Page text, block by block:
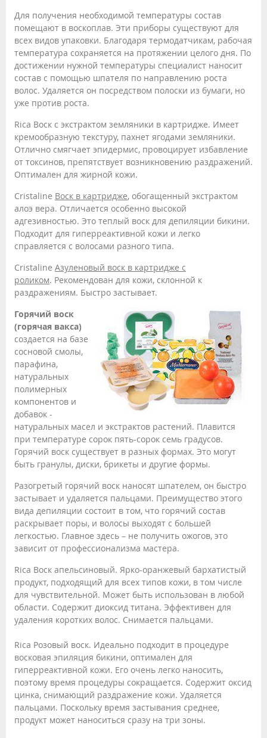
Для получения необходимой температуры состав
помещают в воскоплав. Эти приборы существуют для
всех видов упаковки. Благодаря термодатчикам, рабочая
температура сохраняется на протяжении целого дня. По
достижении нужной температуры специалист наносит
состав с помощью шпателя по направлению роста
волос. Удаляется он посредством полоски из бумаги, но
уже против роста.
Rica Воск с экстрактом земляники в картридже. Имеет
кремообразную текстуру, пахнет ягодами земляники.
Отлично смягчает эпидермис, провоцирует избавление
от токсинов, препятствует возникновению раздражений.
Оптимален для жирной кожи.
Cristaline Воск в картридже, обогащенный экстрактом
алоэ вера. Отличается особенно высокой
адгезивностью. Это теплый воск для депиляции бикини.
Подходит для гиперреактивной кожи и легко
справляется с волосами разного типа.
Cristaline Азуленовый воск в картридже с
роликом. Рекомендован для кожи, склонной к
раздражениям. Быстро застывает.
Горячий воск
(горячая вакса)
создается на базе
сосновой смолы,
парафина,
натуральных
полимерных
компонентов и
добавок -
натуральных масел и экстрактов растений. Плавится
при температуре сорок пять-сорок семь градусов.
Горячий воск существует в разных формах. Это могут
быть гранулы, диски, брикеты и другие формы.
Разогретый горячий воск наносят шпателем, он быстро
застывает и удаляется пальцами. Преимущество этого
вида депиляции состоит в том, что горячий состав
раскрывает поры, и волосы выходят с большей
легкостью. Главное здесь – не получить ожогов, это
зависит от профессионализма мастера.
Rica Воск апельсиновый. Ярко-оранжевый бархатистый
продукт, подходящий для всех типов кожи, в том числе
для чувствительной. Может быть использован в любой
области. Содержит диоксид титана. Эффективен для
удаления коротких волос. Снимается пальцами.
Rica Розовый воск. Идеально подходит в процедуре
восковая эпиляция бикини, оптимален для
гиперреактивной кожи. Его очень легко наносить,
поэтому время процедуры сокращается. Содержит оксид
цинка, снимающий раздражение кожи. Удаляется
пальцами. Поскольку время застывания среднее,
продукт может наноситься сразу на три зоны.